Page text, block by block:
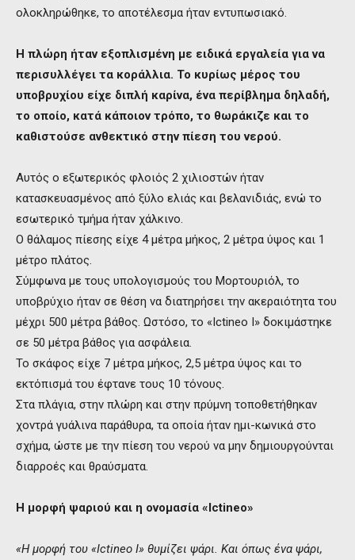
ολοκληρώθηκε, το αποτέλεσμα ήταν εντυπωσιακό.
Η πλώρη ήταν εξοπλισμένη με ειδικά εργαλεία για να
περισυλλέγει τα κοράλλια. Το κυρίως μέρος του
υποβρυχίου είχε διπλή καρίνα, ένα περίβλημα δηλαδή,
το οποίο, κατά κάποιον τρόπο, το θωράκιζε και το
καθιστούσε ανθεκτικό στην πίεση του νερού.
Αυτός ο εξωτερικός φλοιός 2 χιλιοστών ήταν
κατασκευασμένος από ξύλο ελιάς και βελανιδιάς, ενώ το
εσωτερικό τμήμα ήταν χάλκινο.
Ο θάλαμος πίεσης είχε 4 μέτρα μήκος, 2 μέτρα ύψος και 1
μέτρο πλάτος.
Σύμφωνα με τους υπολογισμούς του Μορτουριόλ, το
υποβρύχιο ήταν σε θέση να διατηρήσει την ακεραιότητα του
μέχρι 500 μέτρα βάθος. Ωστόσο, το «Ictineo I» δοκιμάστηκε
σε 50 μέτρα βάθος για ασφάλεια.
Το σκάφος είχε 7 μέτρα μήκος, 2,5 μέτρα ύψος και το
εκτόπισμά του έφτανε τους 10 τόνους.
Στα πλάγια, στην πλώρη και στην πρύμνη τοποθετήθηκαν
χοντρά γυάλινα παράθυρα, τα οποία ήταν ημι-κωνικά στο
σχήμα, ώστε με την πίεση του νερού να μην δημιουργούνται
διαρροές και θραύσματα.
Η μορφή ψαριού και η ονομασία «Ictineo»
«Η μορφή του «Ictineo Ι» θυμίζει ψάρι. Και όπως ένα ψάρι,